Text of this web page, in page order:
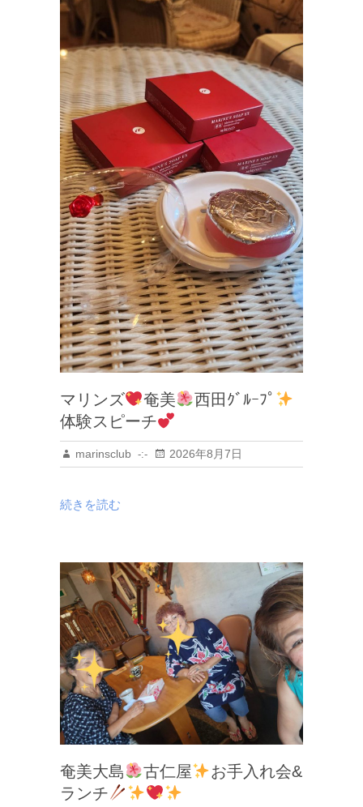
マリンズ 奄美
西田ｸﾞﾙｰﾌﾟ
体験スピーチ
marinsclub 2026年8月7日
続きを読む
奄美大島 古仁屋
お手入れ会&
ランチ